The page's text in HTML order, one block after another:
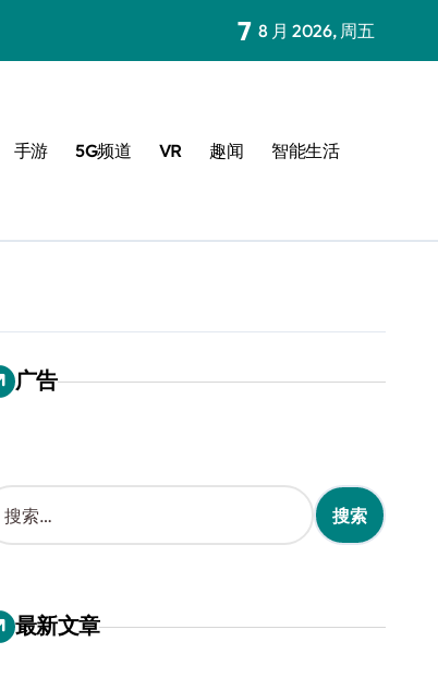
7 8 月 2026, 周五
手游 5G频道 VR 趣闻 智能生活
广告
最新文章